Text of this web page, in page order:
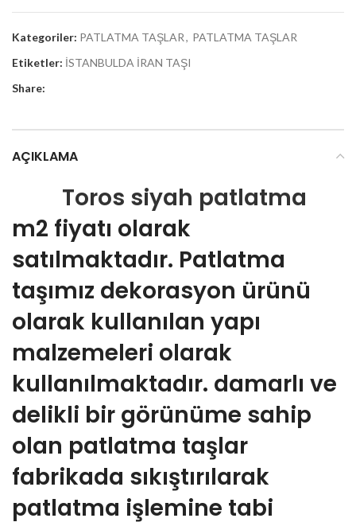
Kategoriler: PATLATMA TAŞLAR, PATLATMA TAŞLAR
Etiketler: İSTANBULDA İRAN TAŞI
Share:
AÇIKLAMA
Toros siyah patlatma
m2 fiyatı olarak
satılmaktadır. Patlatma
taşımız dekorasyon ürünü
olarak kullanılan yapı
malzemeleri olarak
kullanılmaktadır. damarlı ve
delikli bir görünüme sahip
olan patlatma taşlar
fabrikada sıkıştırılarak
patlatma işlemine tabi